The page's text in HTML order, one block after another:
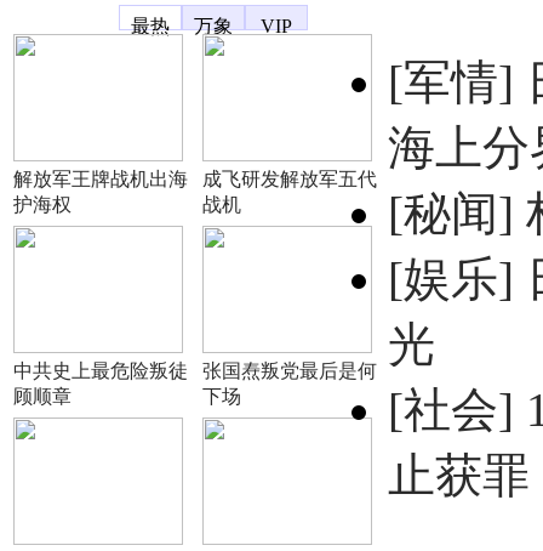
最热
万象 VIP
解放军王牌战机出海
护海权
成飞研发解放军五代
战机
中共史上最危险叛徒
顾顺章
张国焘叛党最后是何
下场
[军情]
海上分
[秘闻]
[娱乐]
光
[社会]
止获罪